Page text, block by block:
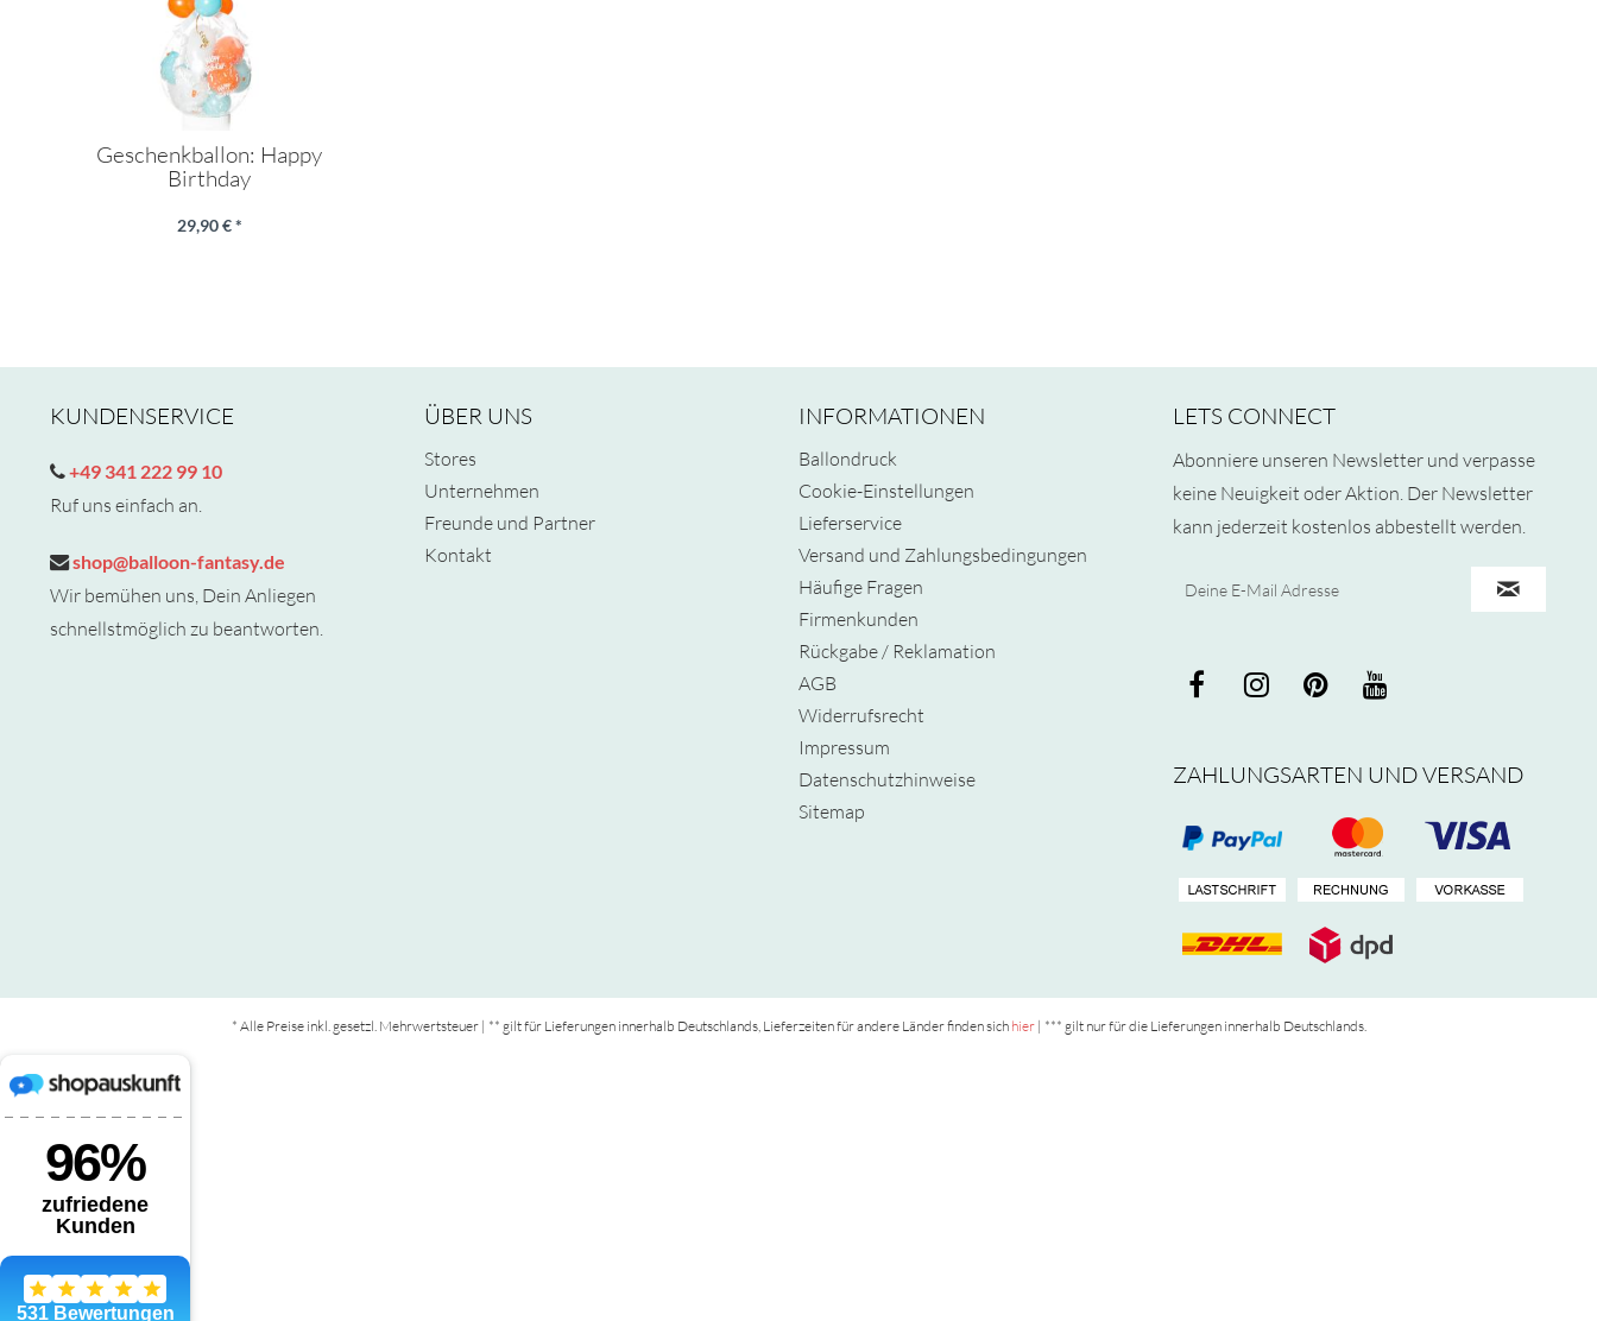
Geschenkballon: Happy
Birthday
29,90 € *
KUNDENSERVICE
+49 341 222 99 10
Ruf uns einfach an.
shop@balloon-fantasy.de
Wir bemühen uns, Dein Anliegen
schnellstmöglich zu beantworten.
ÜBER UNS
Stores
Unternehmen
Freunde und Partner
Kontakt
INFORMATIONEN
Ballondruck
Cookie-Einstellungen
Lieferservice
Versand und Zahlungsbedingungen
Häufige Fragen
Firmenkunden
Rückgabe / Reklamation
AGB
Widerrufsrecht
Impressum
Datenschutzhinweise
Sitemap
LETS CONNECT
Abonniere unseren Newsletter und verpasse
keine Neuigkeit oder Aktion. Der Newsletter
kann jederzeit kostenlos abbestellt werden.
ZAHLUNGSARTEN UND VERSAND
* Alle Preise inkl. gesetzl. Mehrwertsteuer | ** gilt für Lieferungen innerhalb Deutschlands, Lieferzeiten für andere Länder finden sich hier| *** gilt nur für die Lieferungen innerhalb Deutschlands.